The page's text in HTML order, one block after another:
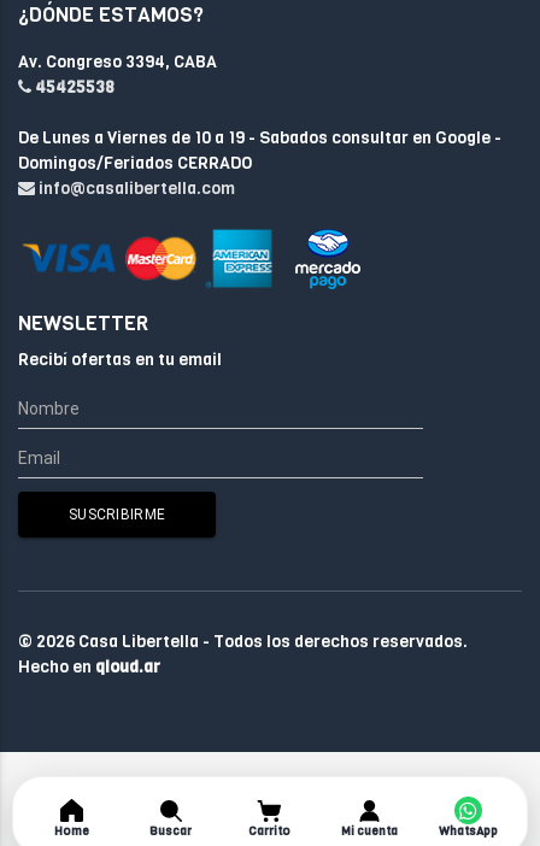
¿DÓNDE ESTAMOS?
Av. Congreso 3394, CABA
45425538
De Lunes a Viernes de 10 a 19 - Sabados consultar en Google -
Domingos/Feriados CERRADO
info@casalibertella.com
NEWSLETTER
Recibí ofertas en tu email
© 2026 Casa Libertella - Todos los derechos reservados.
Hecho en qloud.ar
Home Buscar Carrito Mi cuenta